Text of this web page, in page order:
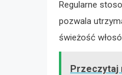
Regularne
pozwala
świeżość
Przeczytaj